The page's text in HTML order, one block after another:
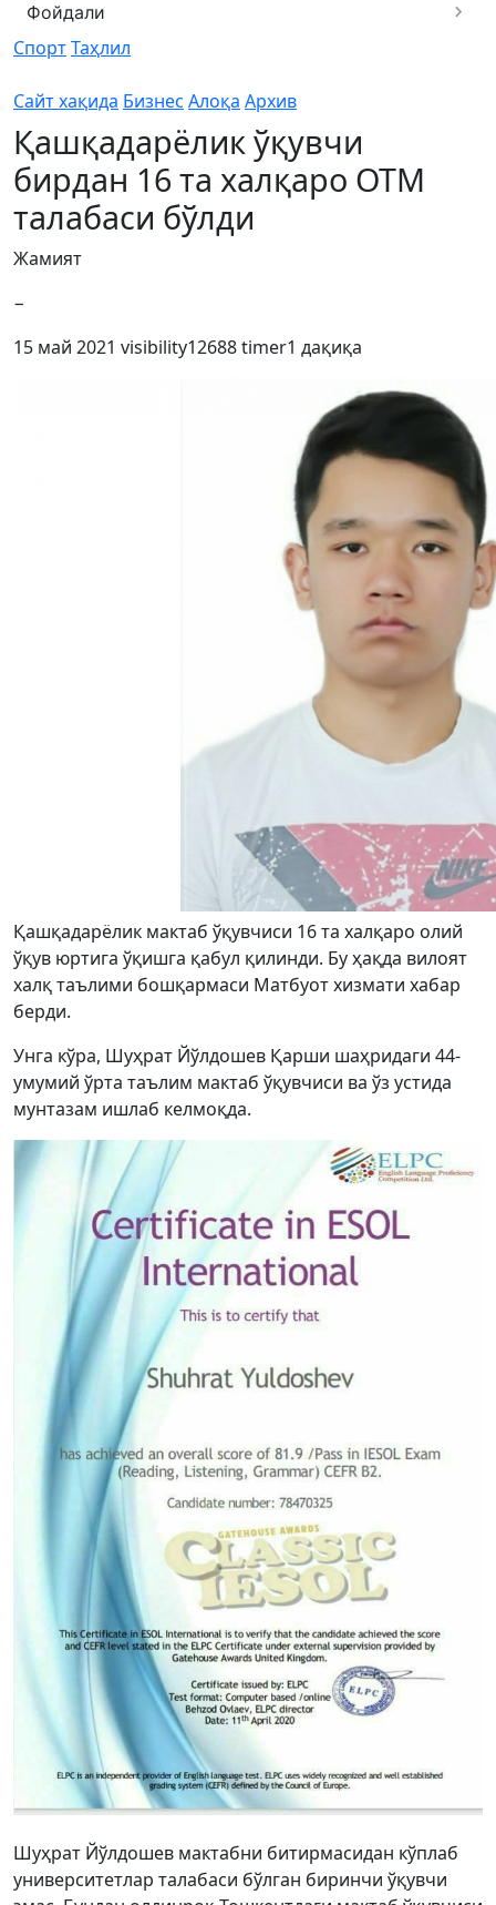
Фойдали
СпортТаҳлил
Сайт хақида Бизнес Алоқа Архив
Қашқадарёлик ўқувчи
бирдан 16 та халқаро ОТМ
талабаси бўлди
Жамият
−
15 май 2021 visibility12688timer1 дақиқа
Қашқадарёлик мактаб ўқувчиси 16 та халқаро олий
ўқув юртига ўқишга қабул қилинди. Бу ҳақда вилоят
халқ таълими бошқармаси Матбуот хизмати хабар
берди.
Унга кўра, Шуҳрат Йўлдошев Қарши шаҳридаги 44-
умумий ўрта таълим мактаб ўқувчиси ва ўз устида
мунтазам ишлаб келмоқда.
Шуҳрат Йўлдошев мактабни битирмасидан кўплаб
университетлар талабаси бўлган биринчи ўқувчи